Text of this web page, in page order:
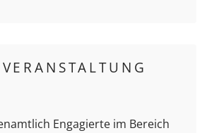
Engagierte im Bereich